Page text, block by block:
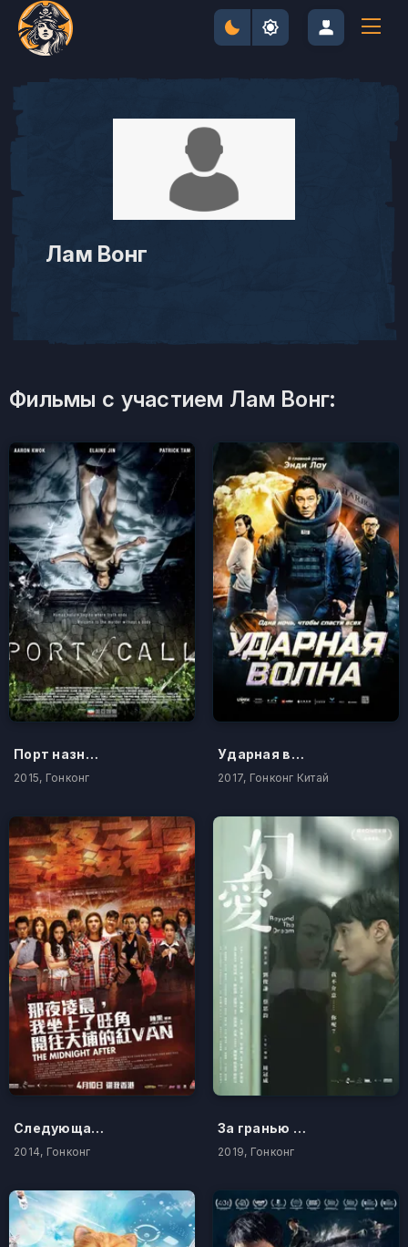
Лам Вонг
Фильмы с участием Лам Вонг:
Порт назначения
2015, Гонконг
Ударная волна
2017, Гонконг Китай
Следующая полночь
2014, Гонконг
За гранью мечты
2019, Гонконг